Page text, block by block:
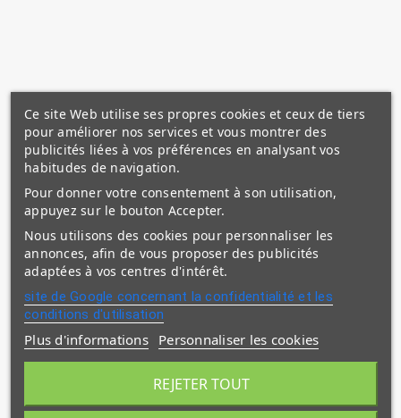
Ce site Web utilise ses propres cookies et ceux de tiers
pour améliorer nos services et vous montrer des
publicités liées à vos préférences en analysant vos
habitudes de navigation.
Pour donner votre consentement à son utilisation,
appuyez sur le bouton Accepter.
Nous utilisons des cookies pour personnaliser les
annonces, afin de vous proposer des publicités
adaptées à vos centres d'intérêt.
site de Google concernant la confidentialité et les
conditions d'utilisation
Plus d'informations Personnaliser les cookies
REJETER TOUT